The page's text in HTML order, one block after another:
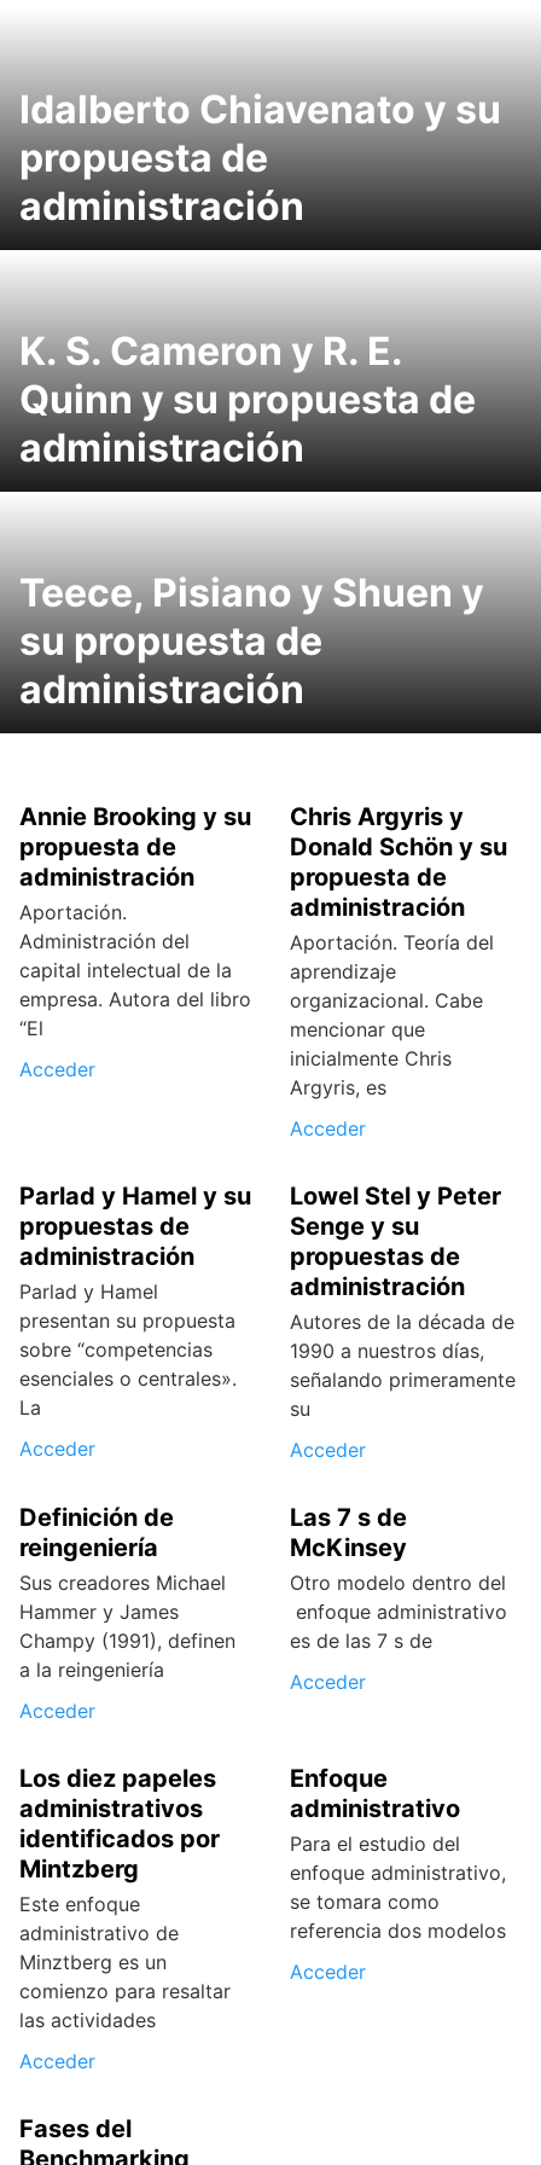
Idalberto Chiavenato y su
propuesta de
administración
K. S. Cameron y R. E.
Quinn y su propuesta de
administración
Teece, Pisiano y Shuen y
su propuesta de
administración
Annie Brooking y su
propuesta de
administración
Aportación.
Administración del
capital intelectual de la
empresa. Autora del libro
“El
Acceder
Chris Argyris y
Donald Schön y su
propuesta de
administración
Aportación. Teoría del
aprendizaje
organizacional. Cabe
mencionar que
inicialmente Chris
Argyris, es
Acceder
Parlad y Hamel y su
propuestas de
administración
Parlad y Hamel
presentan su propuesta
sobre “competencias
esenciales o centrales».
La
Acceder
Lowel Stel y Peter
Senge y su
propuestas de
administración
Autores de la década de
1990 a nuestros días,
señalando primeramente
su
Acceder
Definición de
reingeniería
Sus creadores Michael
Hammer y James
Champy (1991), definen
a la reingeniería
Acceder
Las 7 s de
McKinsey
Otro modelo dentro del
enfoque administrativo
es de las 7 s de
Acceder
Los diez papeles
administrativos
identificados por
Mintzberg
Este enfoque
administrativo de
Minztberg es un
comienzo para resaltar
las actividades
Acceder
Enfoque
administrativo
Para el estudio del
enfoque administrativo,
se tomara como
referencia dos modelos
Acceder
Fases del
Benchmarking